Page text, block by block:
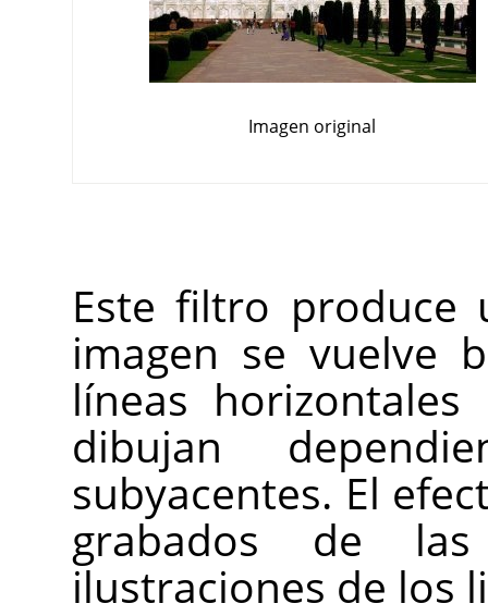
Imagen original
Este filtro produce
imagen se vuelve
líneas
dibujan
subyacentes. El
grabados de
ilustraciones de los